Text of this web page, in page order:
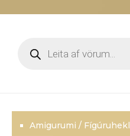
search
Amigurumi / Fígúruhekl